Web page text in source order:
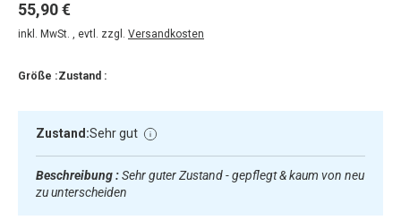
55,90 €
inkl. MwSt. , evtl. zzgl. Versandkosten
Größe :Zustand :
Zustand:Sehr gut
Beschreibung :Sehr guter Zustand - gepflegt & kaum von neu
zu unterscheiden